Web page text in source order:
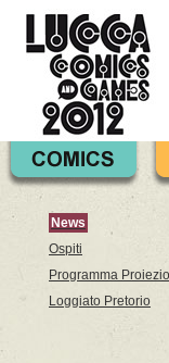
News
Ospiti
Programma
Loggiato Pretorio